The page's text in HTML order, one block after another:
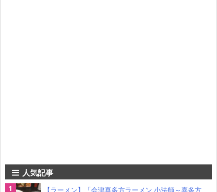
人気記事
【ラーメン】「会津喜多方ラーメン 小法師～喜多方